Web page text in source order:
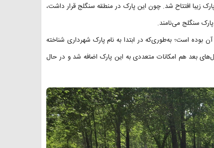
پارک را شروع کنند. در نیمه سال ۱۳۳۹ بود که این پارک زیبا افتتاح شد. چون این پارک در منطقه سنگلج قرار داشت،
سنگلج می‌نامند.
بوده است؛ به‌طوری‌که در ابتدا به نام پارک شهرداری شناخته
بعد هم امکانات متعددی به این پارک اضافه شد و در حال